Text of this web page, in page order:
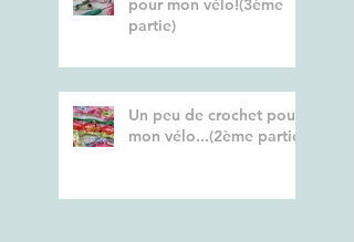
pour mon vélo!(3ème
partie)
Un peu de crochet pour
mon vélo...(2ème partie)